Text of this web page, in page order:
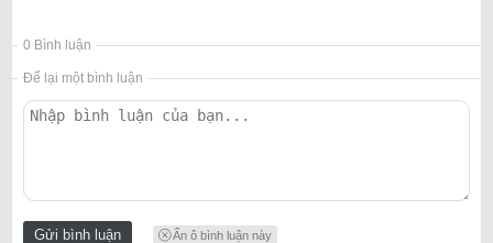
0 Bình luận
Để lại một bình luận
Ẩn ô bình luận này